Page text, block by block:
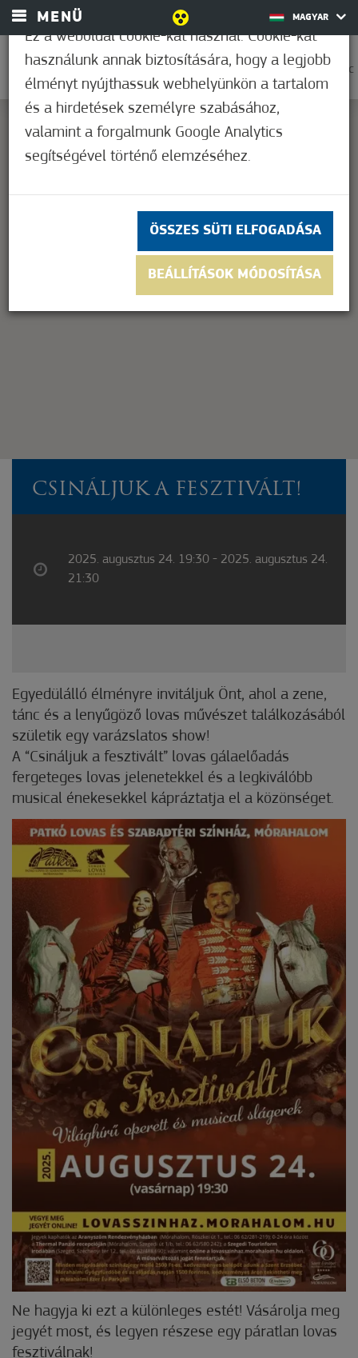
MENÜ MAGYAR
0
38,9°C
This page can't load Google Maps correctly.
Do you own this website? OK
CSINÁLJUK A FESZTIVÁLT!
2025. augusztus 24. 19:30 - 2025. augusztus 24.
21:30
Egyedülálló élményre invitáljuk Önt, ahol a zene,
tánc és a lenyűgöző lovas művészet találkozásából
születik egy varázslatos show!
A “Csináljuk a fesztivált” lovas gálaelőadás
fergeteges lovas jelenetekkel és a legkiválóbb
musical énekesekkel kápráztatja el a közönséget.
Ne hagyja ki ezt a különleges estét! Vásárolja meg
jegyét most, és legyen részese egy páratlan lovas
fesztiválnak!
Ez a weboldal cookie-kat használ. Cookie-kat
használunk annak biztosítására, hogy a legjobb
élményt nyújthassuk webhelyünkön a tartalom
és a hirdetések személyre szabásához,
valamint a forgalmunk Google Analytics
segítségével történő elemzéséhez.
ÖSSZES SÜTI ELFOGADÁSA
BEÁLLÍTÁSOK MÓDOSÍTÁSA